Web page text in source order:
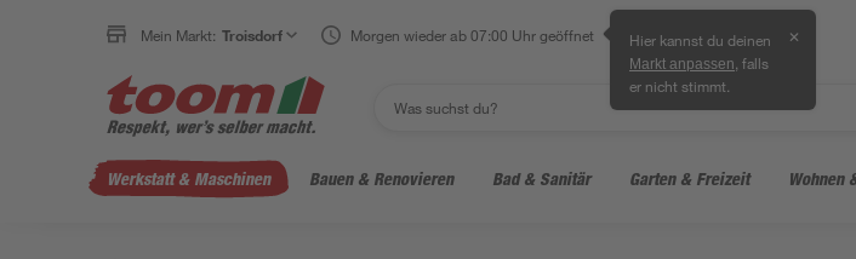
Mein Markt: Troisdorf Morgen wieder ab 07:00 Uhr geöffnet Hier kannst du deinen
Markt anpassen , falls
er nicht stimmt.
✕
Werkstatt & Maschinen Bauen & Renovieren Bad & Sanitär Garten & Freizeit Wohnen